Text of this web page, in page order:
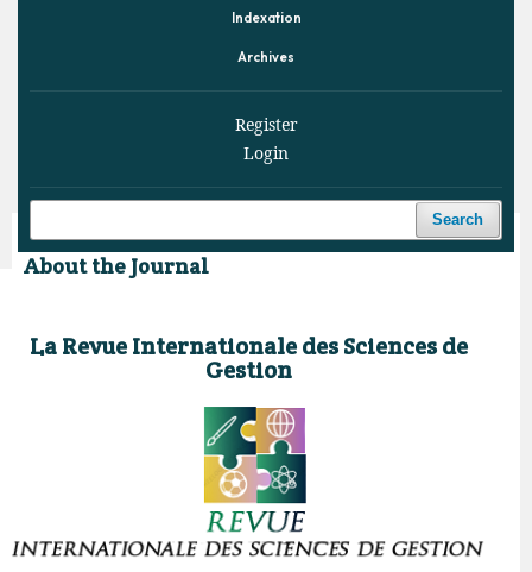
Indexation
Archives
Register
Login
Search
About the Journal
La Revue Internationale des Sciences de
Gestion